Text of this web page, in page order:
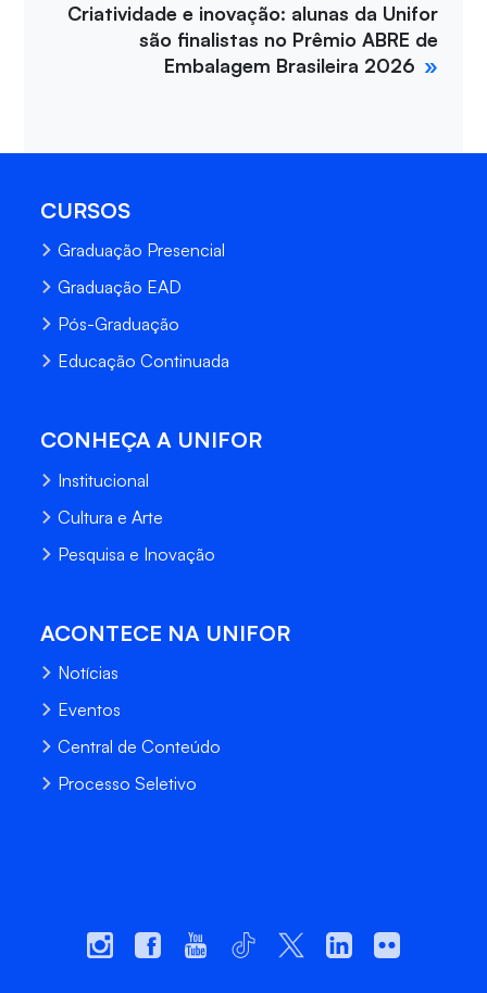
Criatividade e inovação: alunas da Unifor
são finalistas no Prêmio ABRE de
Embalagem Brasileira 2026
CURSOS
Graduação Presencial
Graduação EAD
Pós-Graduação
Educação Continuada
CONHEÇA A UNIFOR
Institucional
Cultura e Arte
Pesquisa e Inovação
ACONTECE NA UNIFOR
Notícias
Eventos
Central de Conteúdo
Processo Seletivo